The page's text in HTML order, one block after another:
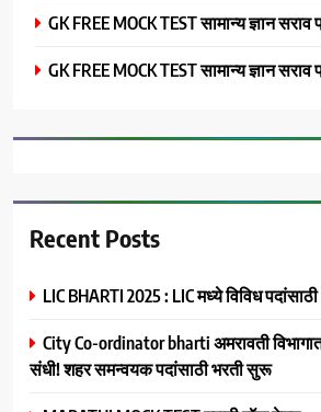
GK FREE MOCK TEST सामान्य ज्ञान सराव
GK FREE MOCK TEST सामान्य ज्ञान सराव
Recent Posts
LIC BHARTI 2025 : LIC मध्ये विविध
City Co-ordinator bharti अमरावती
संधी! शहर समन्वयक पदांसाठी भरती सुरू